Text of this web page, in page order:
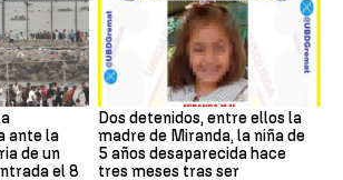
ante la
de un
el 8
Dos detenidos, entre ellos la
madre de Miranda, la niña de
5 años desaparecida hace
tres meses tras ser